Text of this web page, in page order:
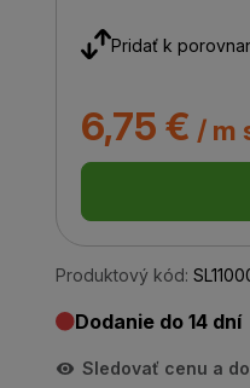
Pridať k
6,75 € / m
Produktový kód:
Dodanie do 14 dní
Sledovať cenu a